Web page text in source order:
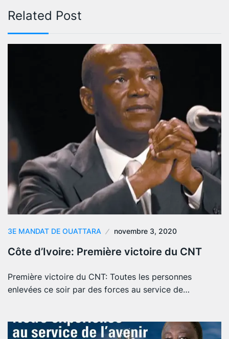
Related Post
3E MANDAT DE OUATTARA novembre 3, 2020
Côte d’Ivoire: Première victoire du CNT
Première victoire du CNT: Toutes les personnes
enlevées ce soir par des forces au service de…